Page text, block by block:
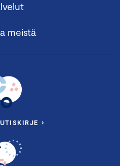
meistä
›